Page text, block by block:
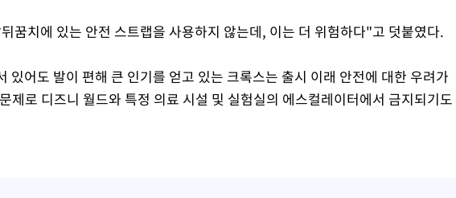
꿈치에 있는 안전 스트랩을 사용하지 않는데, 이는 더 위험하다"고 덧붙였다.
있어도 발이 편해 큰 인기를 얻고 있는 크록스는 출시 이래 안전에 대한 우려가
제로 디즈니 월드와 특정 의료 시설 및 실험실의 에스컬레이터에서 금지되기도